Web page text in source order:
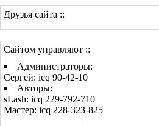
Друзья сайта ::
Сайтом управляют ::
Администраторы:
Сергей: icq 90-42-10
Авторы:
sLash: icq 229-792-710
Мастер: icq 228-323-825